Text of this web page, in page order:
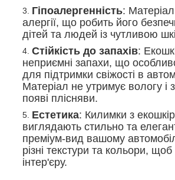
Гіпоалергенність:
алергії, що робить його
дітей та людей із чутливою
Стійкість до запахів:
неприємні запахи, що
для підтримки свіжості в
Матеріал не утримує вологу і
появі плісняви.
Естетика: Килимки з
виглядають стильно та
преміум-вид вашому
різні текстури та кольори, щоб
інтер'єру.